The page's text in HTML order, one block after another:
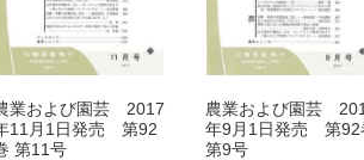
業および園芸 2017
11月1日発売 第92
第11号
農業および園芸
年9月1日発売 第92
第9号